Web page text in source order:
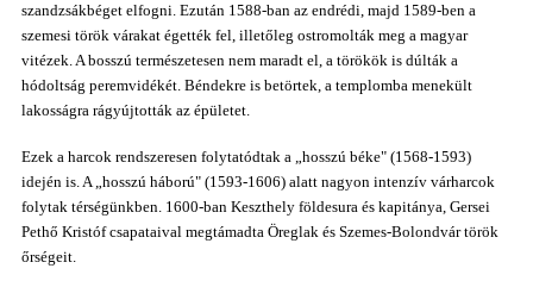
szandzsákbéget elfogni. Ezután 1588-ban az endrédi, majd 1589-ben a
szemesi török várakat égették fel, illetőleg ostromolták meg a magyar
vitézek. A bosszú természetesen nem maradt el, a törökök is dúlták a
hódoltság peremvidékét. Béndekre is betörtek, a templomba menekült
lakosságra rágyújtották az épületet.
Ezek a harcok rendszeresen folytatódtak a „hosszú béke" (1568-1593)
idején is. A „hosszú háború" (1593-1606) alatt nagyon intenzív várharcok
folytak térségünkben. 1600-ban Keszthely földesura és kapitánya, Gersei
Pethő Kristóf csapataival megtámadta Öreglak és Szemes-Bolondvár török
őrségeit.